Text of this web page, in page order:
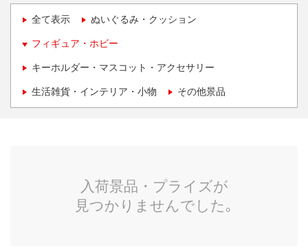
全て表示 ぬいぐるみ・クッション
フィギュア・ホビー
キーホルダー・マスコット・アクセサリー
生活雑貨・インテリア・小物 その他景品